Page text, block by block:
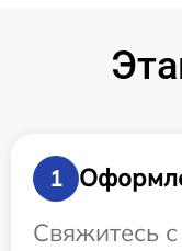
1
Свяжитесь